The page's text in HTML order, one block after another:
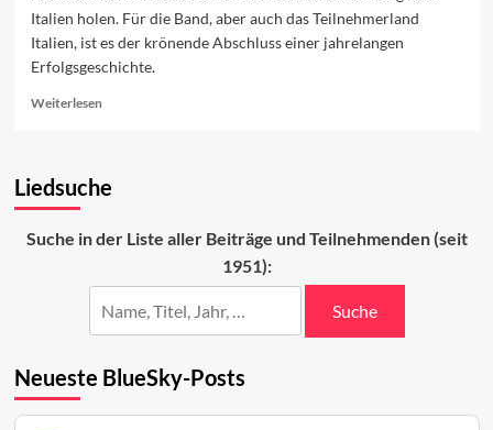
Italien holen. Für die Band, aber auch das Teilnehmerland
Italien, ist es der krönende Abschluss einer jahrelangen
Erfolgsgeschichte.
WeiterlesenRead
bringt
2022
Italien
Liedsuche
Suche in der Liste aller Beiträge und Teilnehmenden (seit
1951):
Suche
Neueste BlueSky-Posts